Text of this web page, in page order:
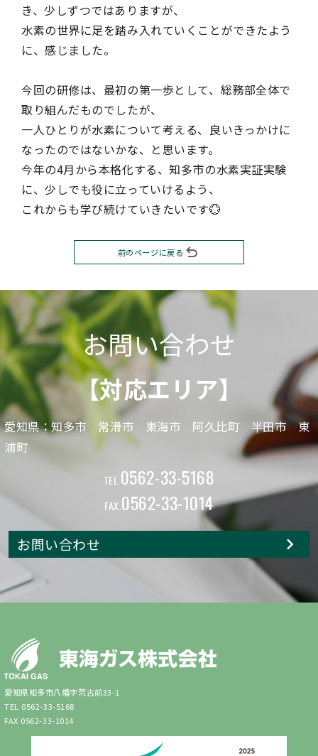
き、少しずつではありますが、
水素の世界に足を踏み入れていくことができたよう
に、感じました。
今回の研修は、最初の第一歩として、総務部全体で
取り組んだものでしたが、
一人ひとりが水素について考える、良いきっかけに
なったのではないかな、と思います。
今年の4月から本格化する、知多市の水素実証実験
に、少しでも役に立っていけるよう、
これからも学び続けていきたいです💮
前のページに戻る
お問い合わせ
【対応エリア】
愛知県：知多市 常滑市 東海市 阿久比町 半田市 東
浦町
TEL.0562-33-5168
FAX.0562-33-1014
お問い合わせ
愛知県知多市八幡字荒古前33-1
TEL 0562-33-5168
FAX 0562-33-1014